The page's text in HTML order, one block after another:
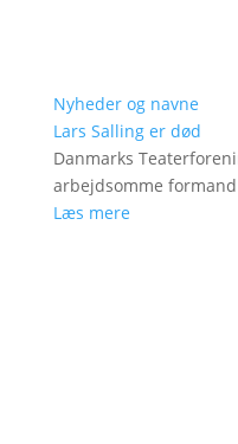
Nyheder og navne
Lars Salling er død
Danmarks
arbejdsomme
Læs mere